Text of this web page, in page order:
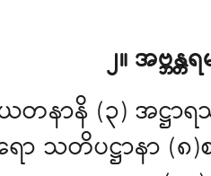
၂။ အဗ္ဘန္
တနာနိ (၃) အဋ္ဌာ
ာ သတိပဋ္ဌာနာ (၈)